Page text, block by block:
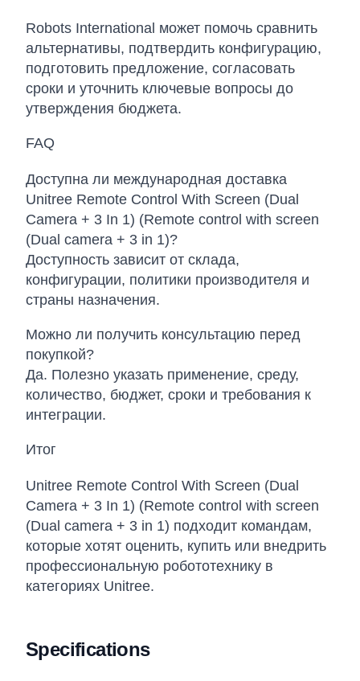
Robots International может помочь сравнить
альтернативы, подтвердить конфигурацию,
подготовить предложение, согласовать
сроки и уточнить ключевые вопросы до
утверждения бюджета.
FAQ
Доступна ли международная доставка
Unitree Remote Control With Screen (Dual
Camera + 3 In 1) (Remote control with screen
(Dual camera + 3 in 1)?
Доступность зависит от склада,
конфигурации, политики производителя и
страны назначения.
Можно ли получить консультацию перед
покупкой?
Да. Полезно указать применение, среду,
количество, бюджет, сроки и требования к
интеграции.
Итог
Unitree Remote Control With Screen (Dual
Camera + 3 In 1) (Remote control with screen
(Dual camera + 3 in 1) подходит командам,
которые хотят оценить, купить или внедрить
профессиональную робототехнику в
категориях Unitree.
Specifications